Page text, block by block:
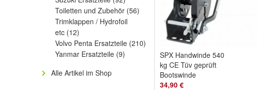
Toiletten und Zubehör (56)
Trimklappen / Hydrofoil
etc (12)
Volvo Penta Ersatzteile (210)
Yanmar Ersatzteile (9)
Alle Artikel im Shop
SPX Handwinde 540
kg CE Tüv geprüft
Bootswinde
Seilwinde
34,90 €